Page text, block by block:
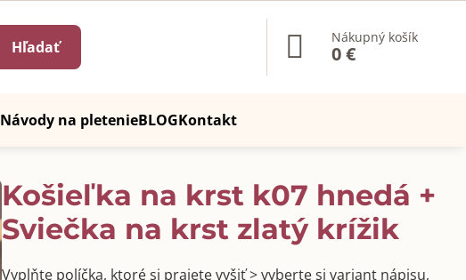
Hľadať
Nákupný košík
0 €
Návody na pletenieBLOGKontakt
Košieľka na krst k07 hnedá +
Sviečka na krst zlatý krížik
Vyplňte políčka, ktoré si prajete vyšiť > vyberte si variant nápisu,